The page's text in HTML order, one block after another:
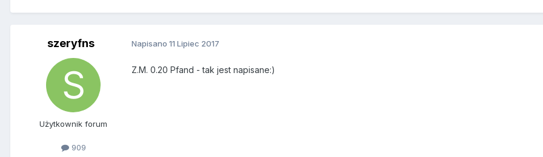
szeryfns
Użytkownik forum
909
Napisano 11 Lipiec 2017
Z.M. 0.20 Pfand - tak jest napisane:)